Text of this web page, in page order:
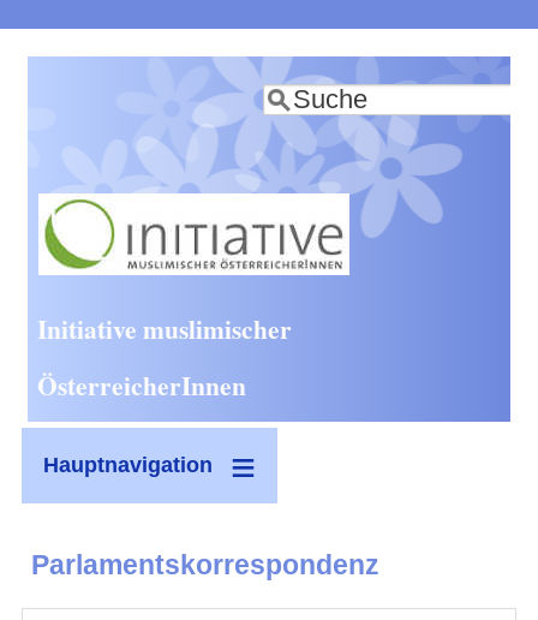
zum
Inhalt
Suche
Initiative muslimischer
ÖsterreicherInnen
Hauptnavigation
Parlamentskorrespondenz